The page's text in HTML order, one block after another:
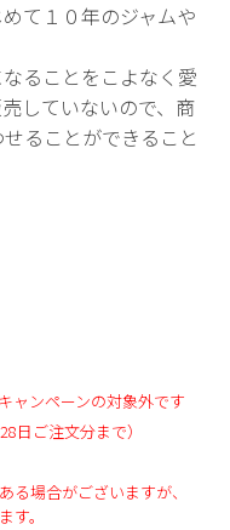
て１０年のジャムや
ることをこよなく愛
していないので、商
ることができること
ャンペーンの対象外です
日ご注文分まで）
る場合がございますが、
。